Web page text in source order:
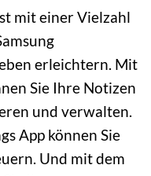
mit einer Vielzahl
erleichtern. Mit
Sie Ihre Notizen
und verwalten.
App können Sie
Und mit dem